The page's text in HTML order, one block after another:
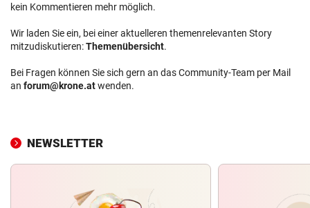
kein Kommentieren mehr möglich.
Wir laden Sie ein, bei einer aktuelleren themenrelevanten Story
mitzudiskutieren:Themenübersicht.
Bei Fragen können Sie sich gern an das Community-Team per Mail
an forum@krone.atwenden.
NEWSLETTER